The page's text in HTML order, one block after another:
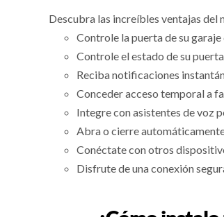
Descubra las increíbles ventajas del
Controle la puerta de su
Controle el estado de su
Reciba notificaciones
Conceder acceso temporal a
Integre con asistentes de voz
Abra o cierre
Conéctate con otros
Disfrute de una conexión